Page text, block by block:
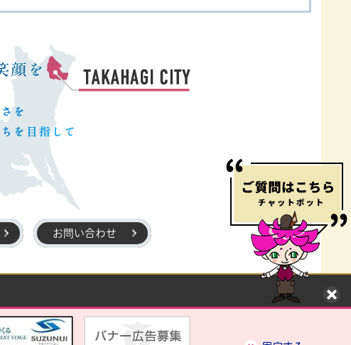
お問い合わせ